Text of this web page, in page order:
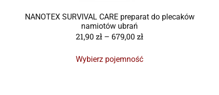
NANOTEX SURVIVAL CARE preparat do plecaków
namiotów ubrań
21,90zł – 679,00zł
Wybierz pojemność